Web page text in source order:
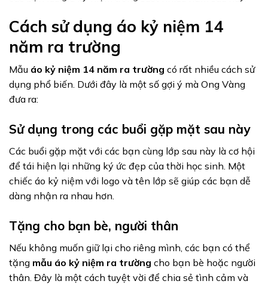
Cách sử dụng áo kỷ niệm 14
năm ra trường
Mẫu áo kỷ niệm 14 năm ra trường có rất nhiều cách sử
dụng phổ biến. Dưới đây là một số gợi ý mà Ong Vàng
đưa ra:
Sử dụng trong các buổi gặp mặt sau này
Các buổi gặp mặt với các bạn cùng lớp sau này là cơ hội
để tái hiện lại những ký ức đẹp của thời học sinh. Một
chiếc áo kỷ niệm với logo và tên lớp sẽ giúp các bạn dễ
dàng nhận ra nhau hơn.
Tặng cho bạn bè, người thân
Nếu không muốn giữ lại cho riêng mình, các bạn có thể
tặng mẫu áo kỷ niệm ra trường cho bạn bè hoặc người
thân. Đây là một cách tuyệt vời để chia sẻ tình cảm và